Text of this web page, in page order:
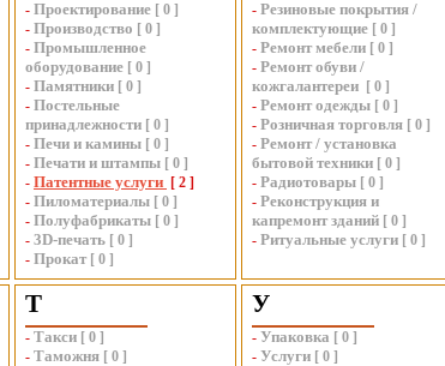
- Проектирование [ 0 ]
- Производство [ 0 ]
- Промышленное
оборудование [ 0 ]
- Памятники [ 0 ]
- Постельные
принадлежности [ 0 ]
- Печи и камины [ 0 ]
- Печати и штампы [ 0 ]
- Патентные услуги [ 2 ]
- Пиломатериалы [ 0 ]
- Полуфабрикаты [ 0 ]
- 3D-печать [ 0 ]
- Прокат [ 0 ]
- Резиновые покрытия /
комплектующие [ 0 ]
- Ремонт мебели [ 0 ]
- Ремонт обуви /
кожгалантереи [ 0 ]
- Ремонт одежды [ 0 ]
- Розничная торговля [ 0 ]
- Ремонт / установка
бытовой техники [ 0 ]
- Радиотовары [ 0 ]
- Реконструкция и
капремонт зданий [ 0 ]
- Ритуальные услуги [ 0 ]
Т
- Такси [ 0 ]
- Таможня [ 0 ]
У
- Упаковка [ 0 ]
- Услуги [ 0 ]